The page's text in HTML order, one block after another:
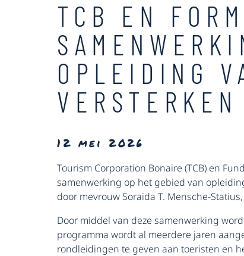
TCB EN
OPLEIDING
VERSTERKEN
12 mei 2026
Tourism Corporation Bonaire (TCB) en
samenwerking op het gebied van
door mevrouw Soraida T. Mensche-
Door middel van deze samenwerking
programma wordt al meerdere jaren
rondleidingen te geven aan toeristen en